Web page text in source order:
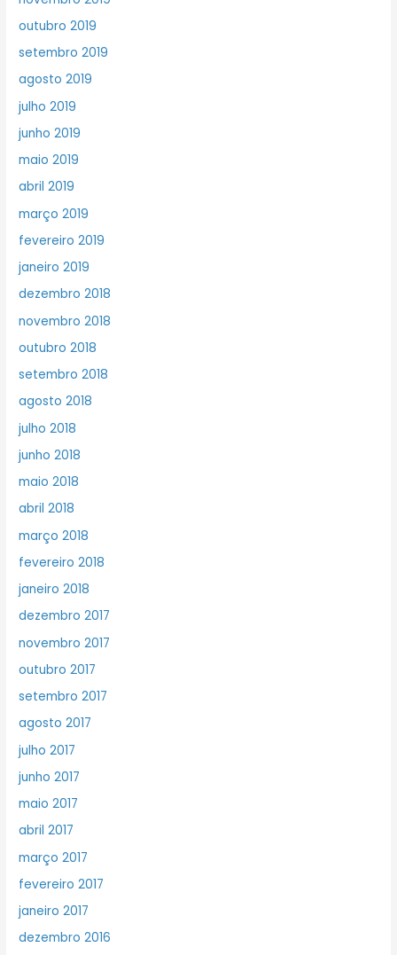
outubro 2019
setembro 2019
agosto 2019
julho 2019
junho 2019
maio 2019
abril 2019
março 2019
fevereiro 2019
janeiro 2019
dezembro 2018
novembro 2018
outubro 2018
setembro 2018
agosto 2018
julho 2018
junho 2018
maio 2018
abril 2018
março 2018
fevereiro 2018
janeiro 2018
dezembro 2017
novembro 2017
outubro 2017
setembro 2017
agosto 2017
julho 2017
junho 2017
maio 2017
abril 2017
março 2017
fevereiro 2017
janeiro 2017
dezembro 2016